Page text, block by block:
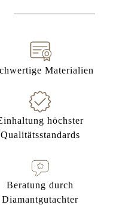
Materialien
höchster
Qualitätsstandards
Beratung durch
Diamantgutachter